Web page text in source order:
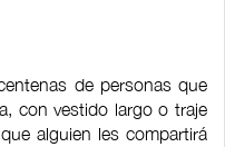
de personas que
con vestido largo o traje
alguien les compartirá